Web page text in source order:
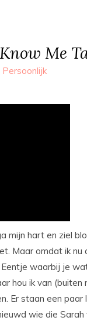
Me
Persoonlijk
mijn hart en ziel
Maar omdat ik
waarbij je
hou ik van
Er staan een paar
wie die